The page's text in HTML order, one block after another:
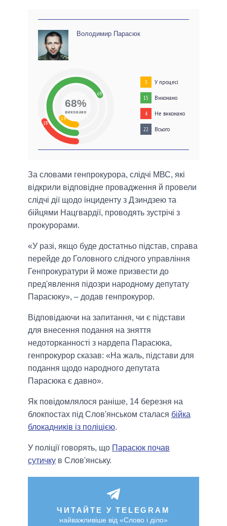
Володимир Парасюк
18
68
14
68%
виконано
3 У процесі
15 Виконано
4 Не виконано
22 Всього
За словами генпрокурора, слідчі МВС, які
відкрили відповідне провадження й провели
слідчі дії щодо інциденту з Дзиндзею та
бійцями Нацгвардії, проводять зустрічі з
прокурорами.
«У разі, якщо буде достатньо підстав, справа
перейде до Головного слідчого управління
Генпрокуратури й може призвести до
пред'явлення підозри народному депутату
Парасюку», – додав генпрокурор.
Відповідаючи на запитання, чи є підстави
для внесення подання на зняття
недоторканності з нардепа Парасюка,
генпрокурор сказав: «На жаль, підстави для
подання щодо народного депутата
Парасюка є давно».
Як повідомлялося раніше, 14 березня на
блокпостах під Слов'янськом сталася бійка
блокадників із поліцією.
У поліції говорять, що Парасюк почав
сутичку в Слов'янську.
ЧИТАЙТЕ У TELEGRAM
найважливіше від «Слово і діло»